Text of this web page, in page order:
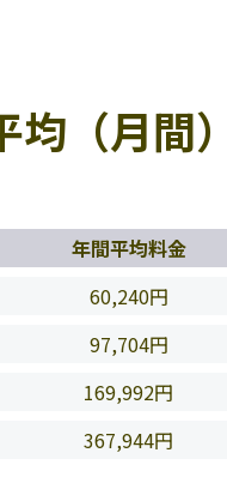
（月間）
年間平均料金
60,240円
97,704円
169,992円
367,944円